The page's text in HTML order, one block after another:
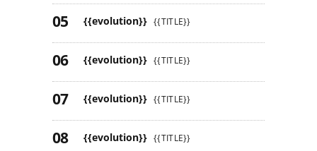
{{evolution}} {{TITLE}}
{{evolution}} {{TITLE}}
{{evolution}} {{TITLE}}
{{evolution}} {{TITLE}}